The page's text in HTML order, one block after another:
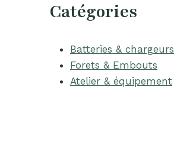
Catégories
Batteries & chargeurs
Forets & Embouts
Atelier & équipement